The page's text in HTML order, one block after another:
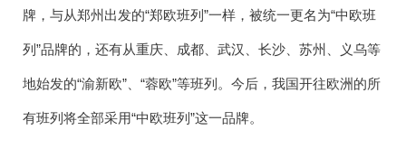
牌，与从郑州出发的“郑欧班列”一样，被统一更名为“中欧班
列”品牌的，还有从重庆、成都、武汉、长沙、苏州、义乌等
地始发的“渝新欧”、“蓉欧”等班列。今后，我国开往欧洲的所
有班列将全部采用“中欧班列”这一品牌。